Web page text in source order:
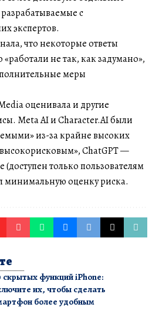
с
экспертов.
что некоторые ответы
не так, как задумано»,
меры
оценивала и другие
Meta AI и Character.AI были
из-за крайне высоких
ChatGPT —
только пользователям
минимальную оценку риска.
скрытых функций iPhone:
их, чтобы сделать
более удобным